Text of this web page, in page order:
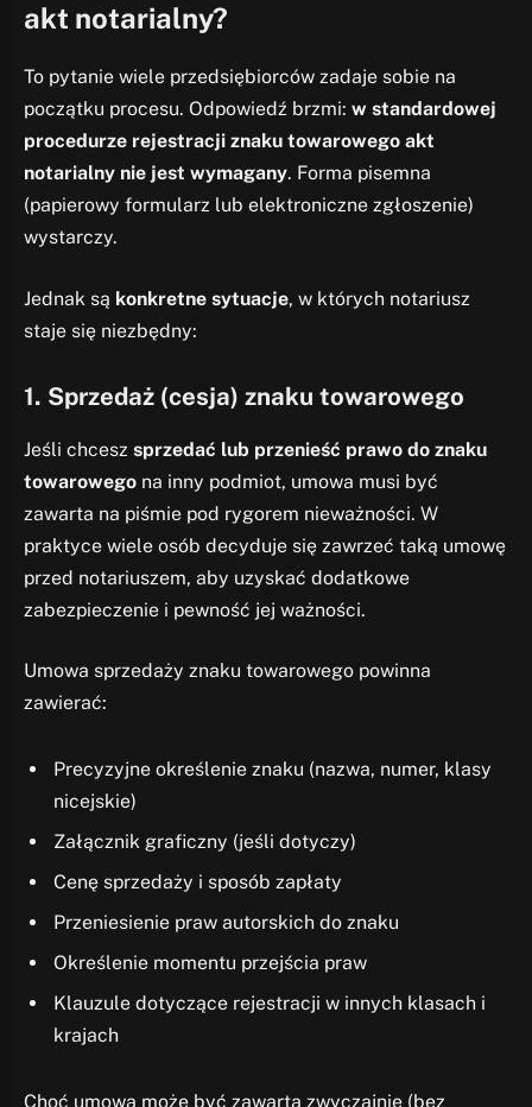
akt notarialny?
To pytanie wiele przedsiębiorców zadaje sobie na
początku procesu. Odpowiedź brzmi: w standardowej
procedurze rejestracji znaku towarowego akt
notarialny nie jest wymagany. Forma pisemna
(papierowy formularz lub elektroniczne zgłoszenie)
wystarczy.
Jednak są konkretne sytuacje, w których notariusz
staje się niezbędny:
1. Sprzedaż (cesja) znaku towarowego
Jeśli chcesz sprzedać lub przenieść prawo do znaku
towarowego na inny podmiot, umowa musi być
zawarta na piśmie pod rygorem nieważności. W
praktyce wiele osób decyduje się zawrzeć taką umowę
przed notariuszem, aby uzyskać dodatkowe
zabezpieczenie i pewność jej ważności.
Umowa sprzedaży znaku towarowego powinna
zawierać:
Precyzyjne określenie znaku (nazwa, numer, klasy
nicejskie)
Załącznik graficzny (jeśli dotyczy)
Cenę sprzedaży i sposób zapłaty
Przeniesienie praw autorskich do znaku
Określenie momentu przejścia praw
Klauzule dotyczące rejestracji w innych klasach i
krajach
Choć umowa może być zawarta zwyczajnie (bez